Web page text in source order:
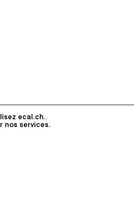
ecal.ch.
nos services.